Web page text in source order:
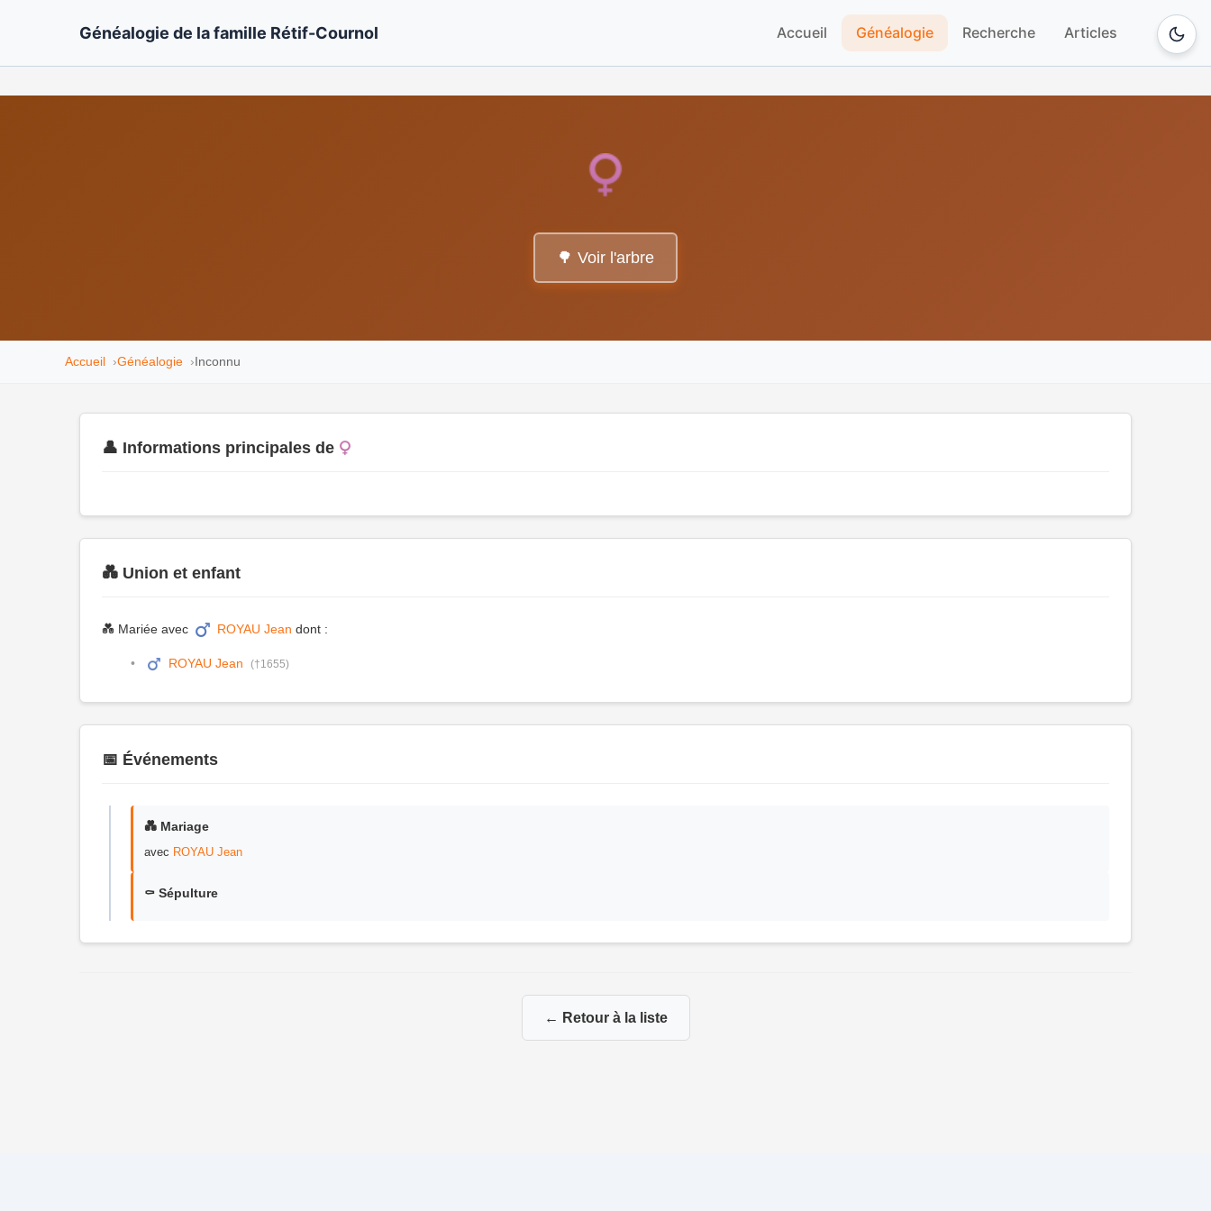
Généalogie de la famille Rétif-Cournol Accueil Généalogie Recherche Articles
🌳 Voir l'arbre
Accueil Généalogie Inconnu
👤 Informations principales de
💑 Union et enfant
💑 Mariée avec ROYAU Jean dont :
ROYAU Jean (†1655)
📅 Événements
💑 Mariage
avec ROYAU Jean
⚰️ Sépulture
← Retour à la liste